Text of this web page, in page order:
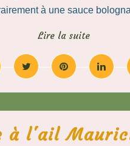
à une sauce
Lire la suite
à l'ail